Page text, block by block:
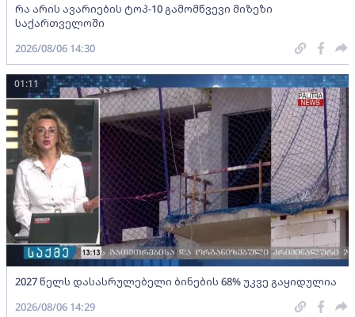
რა არის ავარიების ტოპ-10 გამომწვევი მიზეზი
საქართველოში
2026/08/06 14:30
2027 წელს დასასრულებელი ბინების 68% უკვე გაყიდულია
01:11
2026/08/06 14:29